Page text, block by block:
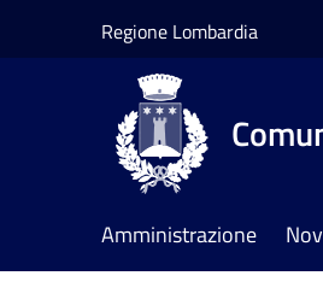
Regione Lombardia
Amministrazione